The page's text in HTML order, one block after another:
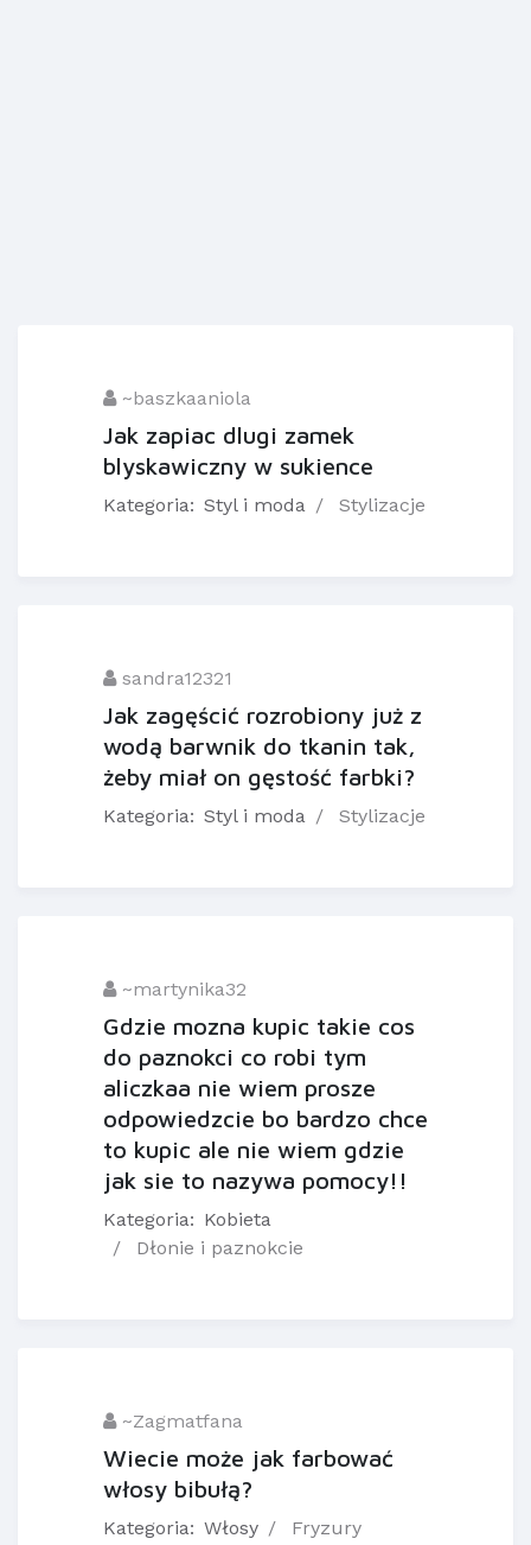
~baszkaaniola
Jak zapiac dlugi zamek
blyskawiczny w sukience
Kategoria: Styl i moda Stylizacje
sandra12321
Jak zagęścić rozrobiony już z
wodą barwnik do tkanin tak,
żeby miał on gęstość farbki?
Kategoria: Styl i moda Stylizacje
~martynika32
Gdzie mozna kupic takie cos
do paznokci co robi tym
aliczkaa nie wiem prosze
odpowiedzcie bo bardzo chce
to kupic ale nie wiem gdzie
jak sie to nazywa pomocy!!
Kategoria: Kobieta
Dłonie i paznokcie
~Zagmatfana
Wiecie może jak farbować
włosy bibułą?
Kategoria: Włosy Fryzury